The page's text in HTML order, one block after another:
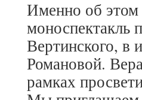
Именно об этом
моноспектакль
Вертинского, в
Романовой.
рамках